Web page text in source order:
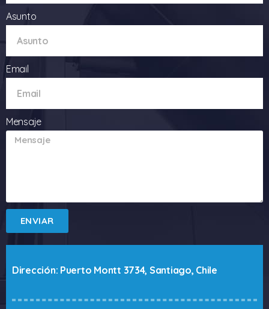
Asunto
Email
Mensaje
ENVIAR
Dirección: Puerto Montt 3734, Santiago, Chile